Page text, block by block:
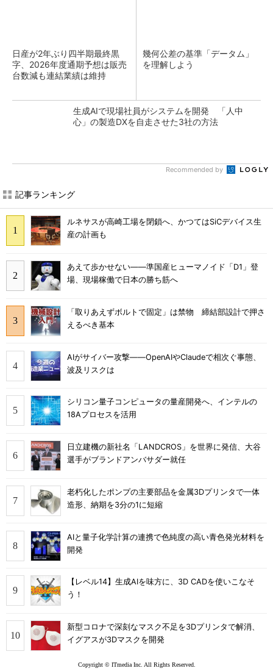
日産が2年ぶり四半期最終黒
字、2026年度通期予想は販売
台数減も連結業績は維持
幾何公差の基準「データム」
を理解しよう
生成AIで現場社員がシステムを開発 「人中
心」の製造DXを自走させた3社の方法
Recommended by
記事ランキング
ルネサスが高崎工場を閉鎖へ、かつてはSiCデバイス生
産の計画も
あえて歩かせない――準国産ヒューマノイド「D1」登
場、現場稼働で日本の勝ち筋へ
「取りあえずボルトで固定」は禁物 締結部設計で押さ
えるべき基本
AIがサイバー攻撃――OpenAIやClaudeで相次ぐ事態、
波及リスクは
シリコン量子コンピュータの量産開発へ、インテルの
18Aプロセスを活用
日立建機の新社名「LANDCROS」を世界に発信、大谷
選手がブランドアンバサダー就任
老朽化したポンプの主要部品を金属3Dプリンタで一体
造形、納期を3分の1に短縮
AIと量子化学計算の連携で色純度の高い青色発光材料を
開発
【レベル14】生成AIを味方に、3D CADを使いこなそ
う！
新型コロナで深刻なマスク不足を3Dプリンタで解消、
イグアスが3Dマスクを開発
Copyright © ITmedia Inc. All Rights Reserved.